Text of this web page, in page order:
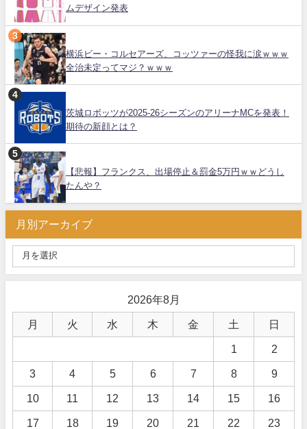
ムデザイン発表
横浜ビー・コルセアーズ、コッツァーの怪我に涙ｗｗｗ
全治未定ってマジ？ｗｗｗ
茨城ロボッツが2025-26シーズンのアリーナMCを発表！
期待の新顔とは？
【悲報】フランクス、出場停止＆罰金5万円ｗｗどうし
たんや？
月別アーカイブ
2026年8月
月 火 水 木 金 土 日
1 2
3 4 5 6 7 8 9
10 11 12 13 14 15 16
17 18 19 20 21 22 23